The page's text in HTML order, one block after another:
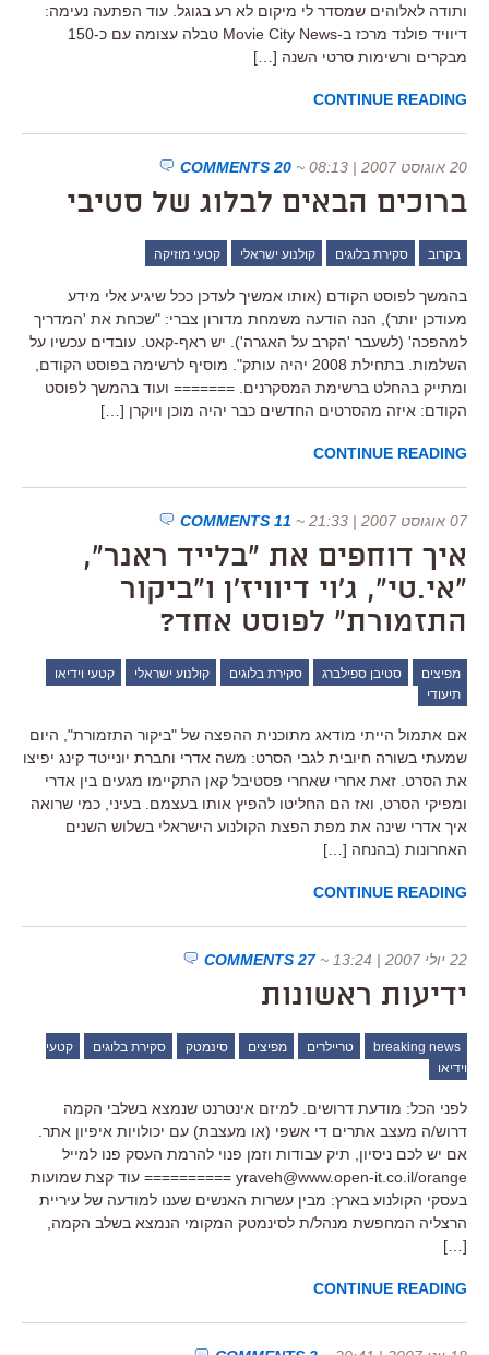
ותודה לאלוהים שמסדר לי מיקום לא רע בגוגל. עוד הפתעה נעימה:
דיוויד פולנד מרכז ב-Movie City News טבלה עצומה עם כ-150
מבקרים ורשימות סרטי השנה […]
CONTINUE READING
20 אוגוסט 2007 | 08:13 ~
20 COMMENTS
ברוכים הבאים לבלוג של סטיבי
בקרוב סקירת בלוגים קולנוע ישראלי קטעי מוזיקה
בהמשך לפוסט הקודם (אותו אמשיך לעדכן ככל שיגיע אלי מידע
מעודכן יותר), הנה הודעה משמחת מדורון צברי: "שכחת את 'המדריך
למהפכה' (לשעבר 'הקרב על האגרה'). יש ראף-קאט. עובדים עכשיו על
השלמות. בתחילת 2008 יהיה עותק". מוסיף לרשימה בפוסט הקודם,
ומתייק בהחלט ברשימת המסקרנים. ======= ועוד בהמשך לפוסט
הקודם: איזה מהסרטים החדשים כבר יהיה מוכן ויוקרן […]
CONTINUE READING
07 אוגוסט 2007 | 21:33 ~
11 COMMENTS
איך דוחפים את "בלייד ראנר",
"אי.טי", ג'וי דיוויז'ן ו"ביקור
התזמורת" לפוסט אחד?
מפיצים סטיבן ספילברג סקירת בלוגים קולנוע ישראלי
קטעי וידיאו
תיעודי
אם אתמול הייתי מודאג מתוכנית ההפצה של "ביקור התזמורת", היום
שמעתי בשורה חיובית לגבי הסרט: משה אדרי וחברת יונייטד קינג יפיצו
את הסרט. זאת אחרי שאחרי פסטיבל קאן התקיימו מגעים בין אדרי
ומפיקי הסרט, ואז הם החליטו להפיץ אותו בעצמם. בעיני, כמי שרואה
איך אדרי שינה את מפת הפצת הקולנוע הישראלי בשלוש השנים
האחרונות (בהנחה […]
CONTINUE READING
22 יולי 2007 | 13:24 ~
27 COMMENTS
ידיעות ראשונות
breaking news טריילרים מפיצים סינמטק סקירת בלוגים
קטעי
וידיאו
לפני הכל: מודעת דרושים. למיזם אינטרנט שנמצא בשלבי הקמה
דרוש/ה מעצב אתרים די אשפי (או מעצבת) עם יכולויות איפיון אתר.
אם יש לכם ניסיון, תיק עבודות וזמן פנוי להרמת העסק פנו למייל
yraveh@www.open-it.co.il/orange ========== עוד קצת שמועות
בעסקי הקולנוע בארץ: מבין עשרות האנשים שענו למודעה של עיריית
הרצליה המחפשת מנהל/ת לסינמטק המקומי הנמצא בשלב הקמה,
[…]
CONTINUE READING